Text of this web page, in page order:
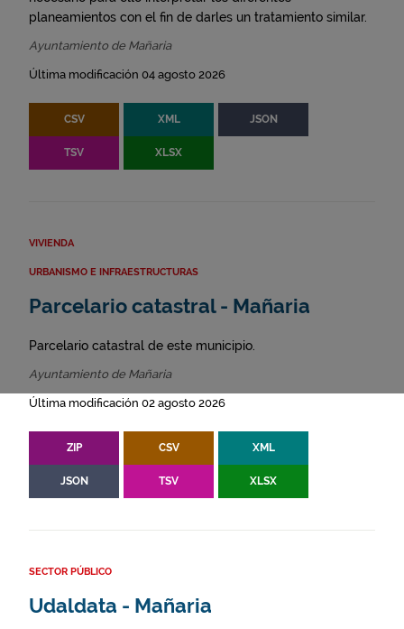
planeamientos con el fin de darles un tratamiento similar.
Ayuntamiento de Mañaria
Última modificación 04 agosto 2026
CSV XML JSON
TSV XLSX
VIVIENDA
URBANISMO E INFRAESTRUCTURAS
Parcelario catastral - Mañaria
Parcelario catastral de este municipio.
Ayuntamiento de Mañaria
Última modificación 02 agosto 2026
ZIP CSV XML
JSON TSV XLSX
SECTOR PÚBLICO
Udaldata - Mañaria